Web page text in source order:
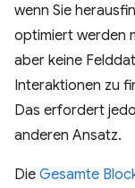
wenn Sie
optimiert werden
aber keine
Interaktionen zu
Das erfordert
anderen Ansatz.
Die Gesamte